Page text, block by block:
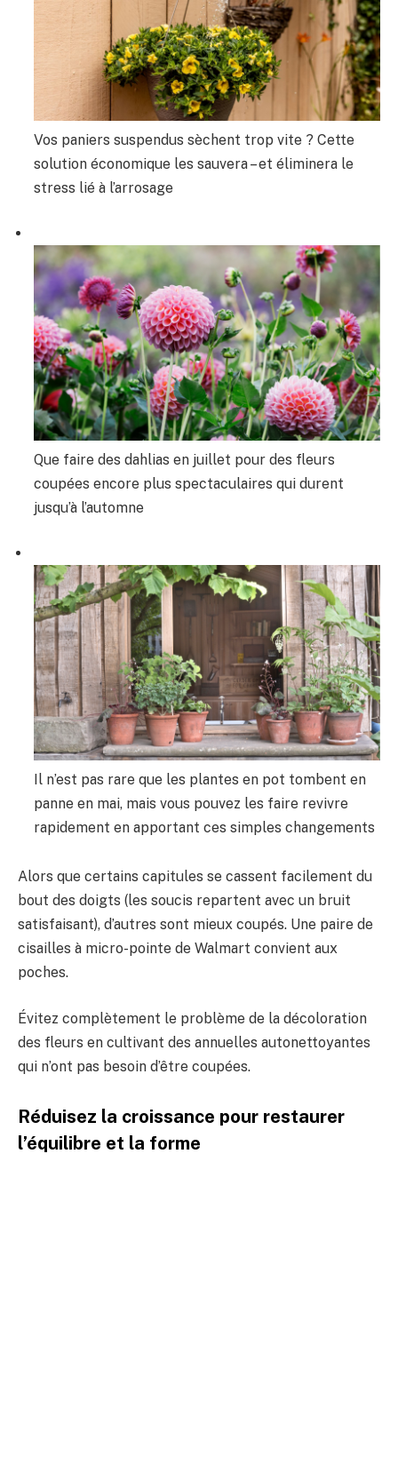
Vos paniers suspendus sèchent trop vite ? Cette
solution économique les sauvera – et éliminera le
stress lié à l’arrosage
Que faire des dahlias en juillet pour des fleurs
coupées encore plus spectaculaires qui durent
jusqu’à l’automne
Il n’est pas rare que les plantes en pot tombent en
panne en mai, mais vous pouvez les faire revivre
rapidement en apportant ces simples changements
Alors que certains capitules se cassent facilement du
bout des doigts (les soucis repartent avec un bruit
satisfaisant), d’autres sont mieux coupés. Une paire de
cisailles à micro-pointe de Walmart convient aux
poches.
Évitez complètement le problème de la décoloration
des fleurs en cultivant des annuelles autonettoyantes
qui n’ont pas besoin d’être coupées.
Réduisez la croissance pour restaurer
l’équilibre et la forme